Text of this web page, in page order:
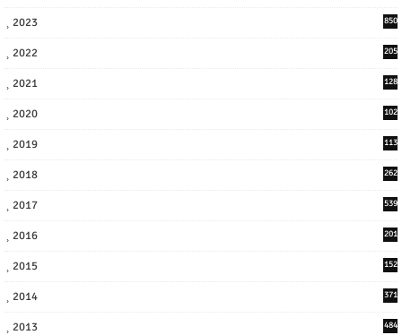
2023 850
2022
205
2021
128
2020
102
2019
113
2018
262
2017
539
2016
201
2015 152
2014 371
2013 484